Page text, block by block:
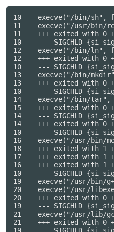
10    execve("/bin/sh",
11    execve("/usr/bin/
11    +++ exited with 0
10    --- SIGCHLD
12    execve("/bin/ln",
12    +++ exited with 0
10    --- SIGCHLD
13    execve("/bin/
13    +++ exited with 0
10    --- SIGCHLD
14    execve("/bin/tar",
15    +++ exited with 0
14    --- SIGCHLD
14    +++ exited with 0
10    --- SIGCHLD
16    execve("/usr/bin/
18    +++ exited with 1
17    +++ exited with 1
16    +++ exited with 1
10    --- SIGCHLD
19    execve("/usr/bin/
20    execve("/usr/
20    +++ exited with 0
19    --- SIGCHLD
21    execve("/usr/lib/
21    +++ exited with 0